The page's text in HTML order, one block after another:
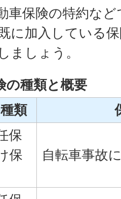
車保険の特約な
に加入している
ましょう。
の種類と概要
類
保
保
自転車事故